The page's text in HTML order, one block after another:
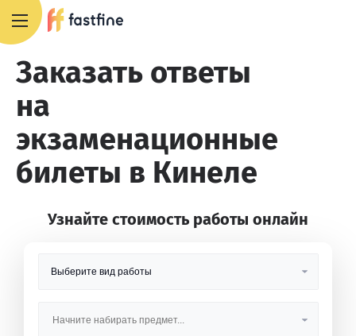
Заказать ответы
на
экзаменационные
билеты в Кинеле
Узнайте стоимость работы онлайн